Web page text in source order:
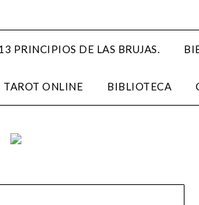
PRINCIPIOS DE LAS BRUJAS.
TAROT ONLINE BIBLIOTECA